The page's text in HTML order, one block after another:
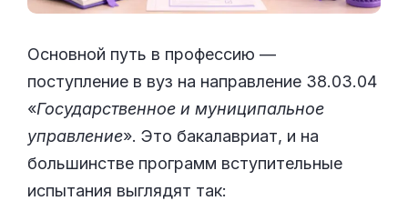
Основной путь в профессию —
поступление в вуз на направление 38.03.04
«Государственное и муниципальное
управление». Это бакалавриат, и на
большинстве программ вступительные
испытания выглядят так: